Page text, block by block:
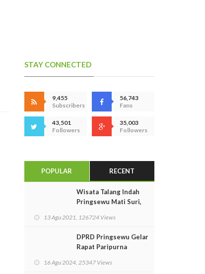
STAY CONNECTED
9,455
Subscribers
56,743
Fans
43,501
Followers
35,003
Followers
POPULAR RECENT
Wisata Talang Indah
Pringsewu Mati Suri,
Masyarakat Lumpuh
13 Agu 2021, 126724 Views
DPRD Pringsewu Gelar
Rapat Paripurna
Kenegaraan Presiden
16 Agu 2024, 25347 Views